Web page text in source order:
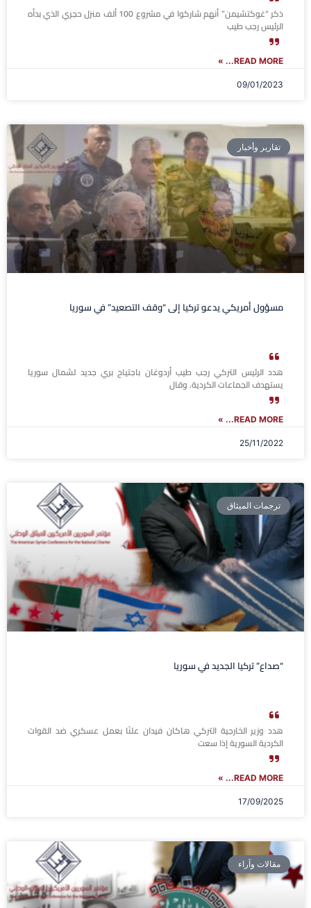
ذكر “غوكتشيمن” أنهم شاركوا في مشروع 100 ألف منزل حجري الذي بدأه
الرئيس رجب طيب
READ MORE... »
09/01/2023
تقارير وأخبار
مسؤول أمريكي يدعو تركيا إلى “وقف التصعيد” في سوريا
هدد الرئيس التركي رجب طيب أردوغان باجتياح بري جديد لشمال سوريا
يستهدف الجماعات الكردية. وقال
READ MORE... »
25/11/2022
ترجمات الميثاق
“صداع” تركيا الجديد في سوريا
هدد وزير الخارجية التركي هاكان فيدان علنًا بعمل عسكري ضد القوات
الكردية السورية إذا سعت
READ MORE... »
17/09/2025
مقالات وآراء